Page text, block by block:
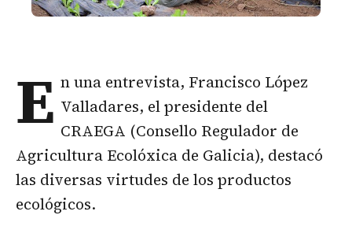
E n una entrevista, Francisco López
Valladares, el presidente del
CRAEGA (Consello Regulador de
Agricultura Ecolóxica de Galicia), destacó
las diversas virtudes de los productos
ecológicos.